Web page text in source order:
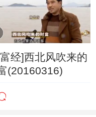
经]西北风吹来的
(20160316)